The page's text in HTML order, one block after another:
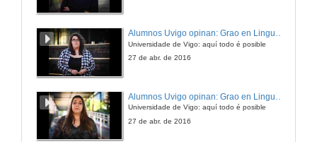
Alumnos Uvigo opinan: Grao en Linguas Estranxeiras
Universidade de Vigo: aquí todo é posible
27 de abr. de 2016
Universidade de Vigo: aquí todo é posible
27 de abr. de 2016